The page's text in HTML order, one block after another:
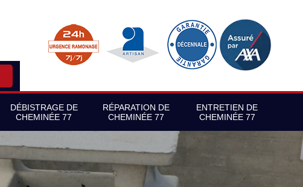
DÉBISTRAGE DE
CHEMINÉE 77
RÉPARATION DE
CHEMINÉE 77
ENTRETIEN DE
CHEMINÉE 77